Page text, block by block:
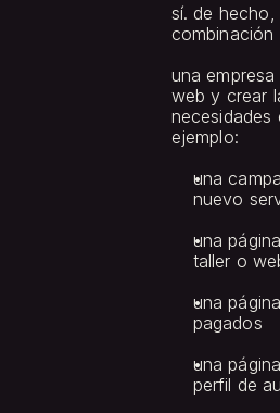
sí. de
una
web y crear
necesidades
ejemplo:
una
nuevo
una
taller o
una
pagados
una
perfil de